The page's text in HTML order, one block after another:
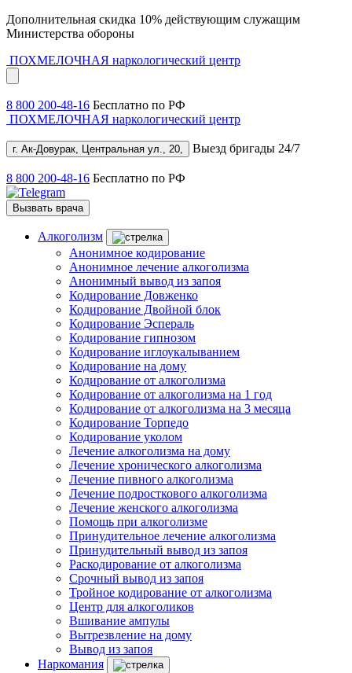
Дополнительная скидка 10% действующим служащим
Министерства обороны
ПОХМЕЛОЧНАЯ наркологический центр
8 800 200-48-16 Бесплатно по РФ
ПОХМЕЛОЧНАЯ наркологический центр
г. Ак-Довурак, Центральная ул., 20, Выезд бригады 24/7
8 800 200-48-16 Бесплатно по РФ
Вызвать врача
Алкоголизм
Анонимное кодирование
Анонимное лечение алкоголизма
Анонимный вывод из запоя
Кодирование Довженко
Кодирование Двойной блок
Кодирование Эспераль
Кодирование гипнозом
Кодирование иглоукалыванием
Кодирование на дому
Кодирование от алкоголизма
Кодирование от алкоголизма на 1 год
Кодирование от алкоголизма на 3 месяца
Кодирование Торпедо
Кодирование уколом
Лечение алкоголизма на дому
Лечение хронического алкоголизма
Лечение пивного алкоголизма
Лечение подросткового алкоголизма
Лечение женского алкоголизма
Помощь при алкоголизме
Принудительное лечение алкоголизма
Принудительный вывод из запоя
Раскодирование от алкоголизма
Срочный вывод из запоя
Тройное кодирование от алкоголизма
Центр для алкоголиков
Вшивание ампулы
Вытрезвление на дому
Вывод из запоя
Наркомания